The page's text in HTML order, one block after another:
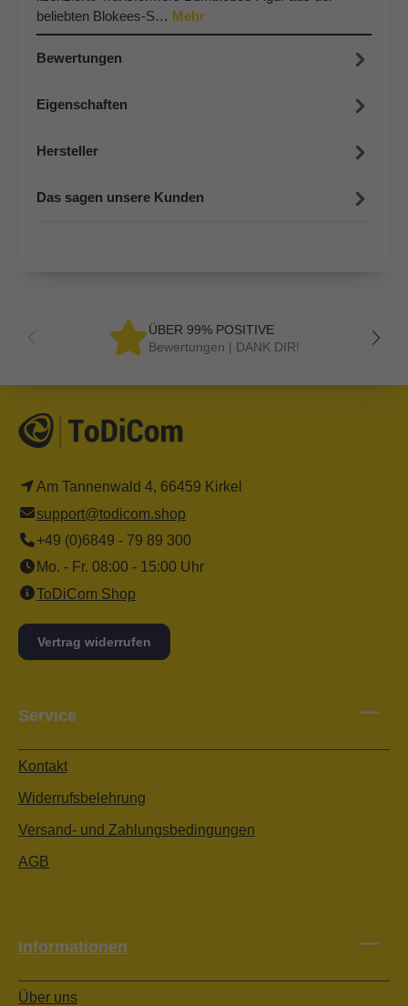
beliebten Blokees-S… Mehr
Bewertungen
Eigenschaften
Hersteller
Das sagen unsere Kunden
ÜBER 99% POSITIVE
Bewertungen | DANK DIR!
Am Tannenwald 4, 66459 Kirkel
support@todicom.shop
+49 (0)6849 - 79 89 300
Mo. - Fr. 08:00 - 15:00 Uhr
ToDiCom Shop
Vertrag widerrufen
Service
Kontakt
Widerrufsbelehrung
Versand- und Zahlungsbedingungen
AGB
Informationen
Über uns